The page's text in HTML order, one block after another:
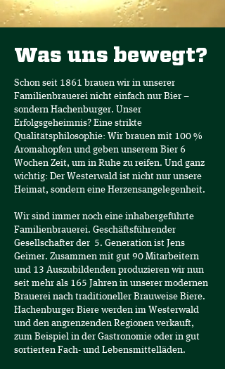
Was uns bewegt?
Schon seit 1861 brauen wir in unserer
Familienbrauerei nicht einfach nur Bier –
sondern Hachenburger. Unser
Erfolgsgeheimnis? Eine strikte
Qualitätsphilosophie: Wir brauen mit 100 %
Aromahopfen und geben unserem Bier 6
Wochen Zeit, um in Ruhe zu reifen. Und ganz
wichtig: Der Westerwald ist nicht nur unsere
Heimat, sondern eine Herzensangelegenheit.
Wir sind immer noch eine inhabergeführte
Familienbrauerei. Geschäftsführender
Gesellschafter der 5. Generation ist Jens
Geimer. Zusammen mit gut 90 Mitarbeitern
und 13 Auszubildenden produzieren wir nun
seit mehr als 165 Jahren in unserer modernen
Brauerei nach traditioneller Brauweise Biere.
Hachenburger Biere werden im Westerwald
und den angrenzenden Regionen verkauft,
zum Beispiel in der Gastronomie oder in gut
sortierten Fach- und Lebensmittelläden.